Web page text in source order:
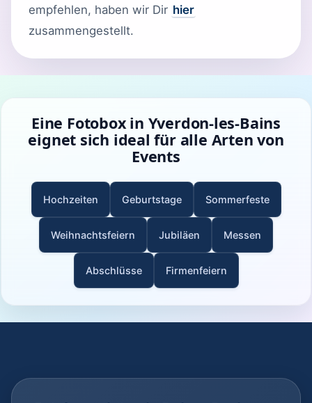
empfehlen, haben wir Dir hier
zusammengestellt.
Eine Fotobox in Yverdon-les-Bains
eignet sich ideal für alle Arten von
Events
Hochzeiten Geburtstage Sommerfeste
Weihnachtsfeiern Jubiläen Messen
Abschlüsse Firmenfeiern